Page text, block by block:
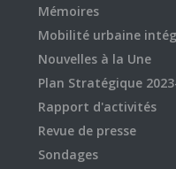
Mémoires
Mobilité urbaine
Nouvelles à la Une
Plan Stratégique
Rapport d'activités
Revue de presse
Sondages